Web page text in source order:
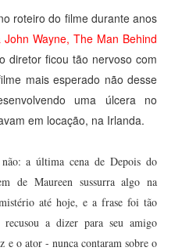
roteiro do filme durante anos
Wayne, The Man Behind
diretor ficou tão nervoso com
mais esperado não desse
uma úlcera no
em locação, na Irlanda.
a última cena de Depois do
de Maureen sussurra algo na
até hoje, e a frase foi tão
a dizer para seu amigo
e o ator - nunca contaram sobre o